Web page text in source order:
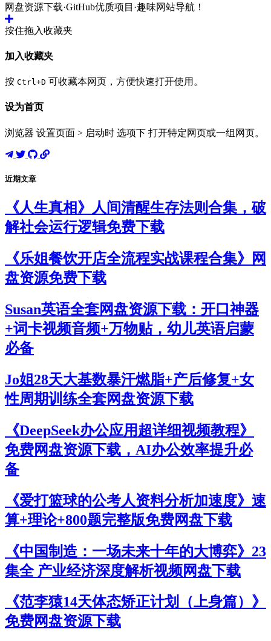
网盘资源下载·GitHub优质项目·趣味网站导航！
按住拖入收藏夹
加入收藏夹
按 Ctrl+D 可收藏本网页，方便快速打开使用。
设为首页
浏览器 设置页面 > 启动时 选项下 打开特定网页或一组网页。
近期文章
《人生真相》人间清醒生存法则合集，破
解社会运行逻辑免费下载
《乐姐餐饮开店全流程实战课程合集》网
盘资源免费下载
Susan英语全套网盘资源下载：开口神器
+词卡视频音频+万物贴，幼儿英语启蒙
必备
Jo姐28天大基数暴汗燃脂+产后修复+女
性周期训练全套网盘资源下载
《DeepSeek办公应用超详细视频教程》
免费网盘资源下载，AI办公效率提升必
备
《爱打篮球的公考人资料分析加速度》速
算+理论+800题完整版免费网盘下载
《中国制造：一场未来十年的大博弈》23
集全 产业经济深度解析视频网盘下载
《范李猿14天体态矫正计划（上身篇）》
免费网盘资源下载